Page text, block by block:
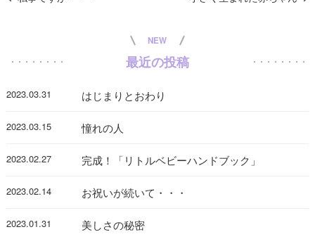
NEW
最近の投稿
2023.03.31 はじまりとおわり
2023.03.15 憧れの人
2023.02.27 完成！「リトルベビーハンドブック」
2023.02.14 お祝いが続いて・・・
2023.01.31 美しさの秘密